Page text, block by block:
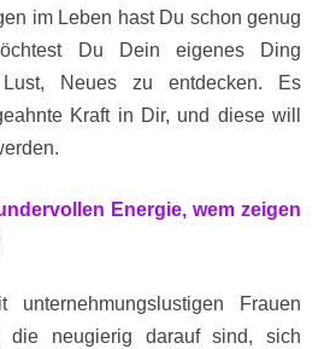
im Leben hast Du schon genug
Du Dein eigenes Ding
Neues zu entdecken. Es
Kraft in Dir, und diese will
Energie, wem zeigen
Frauen
die neugierig darauf sind, sich